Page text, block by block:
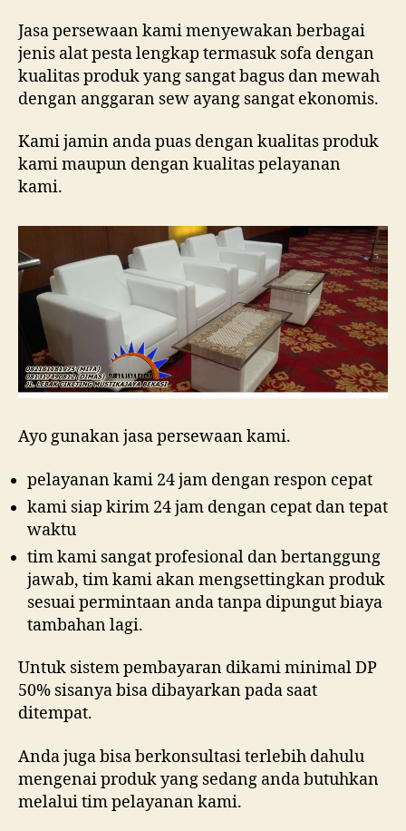
Jasa persewaan kami menyewakan berbagai
jenis alat pesta lengkap termasuk sofa dengan
kualitas produk yang sangat bagus dan mewah
dengan anggaran sew ayang sangat ekonomis.
Kami jamin anda puas dengan kualitas produk
kami maupun dengan kualitas pelayanan
kami.
Ayo gunakan jasa persewaan kami.
pelayanan kami 24 jam dengan respon cepat
kami siap kirim 24 jam dengan cepat dan tepat
waktu
tim kami sangat profesional dan bertanggung
jawab, tim kami akan mengsettingkan produk
sesuai permintaan anda tanpa dipungut biaya
tambahan lagi.
Untuk sistem pembayaran dikami minimal DP
50% sisanya bisa dibayarkan pada saat
ditempat.
Anda juga bisa berkonsultasi terlebih dahulu
mengenai produk yang sedang anda butuhkan
melalui tim pelayanan kami.